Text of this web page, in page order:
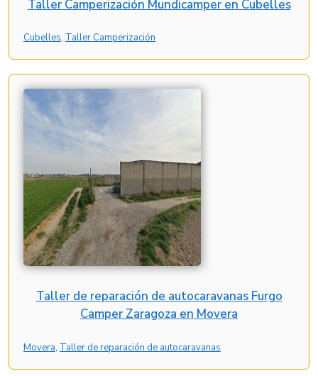
Taller Camperización Mundicamper en Cubelles
Cubelles, Taller Camperización
Taller de reparación de autocaravanas Furgo
Camper Zaragoza en Movera
Movera, Taller de reparación de autocaravanas